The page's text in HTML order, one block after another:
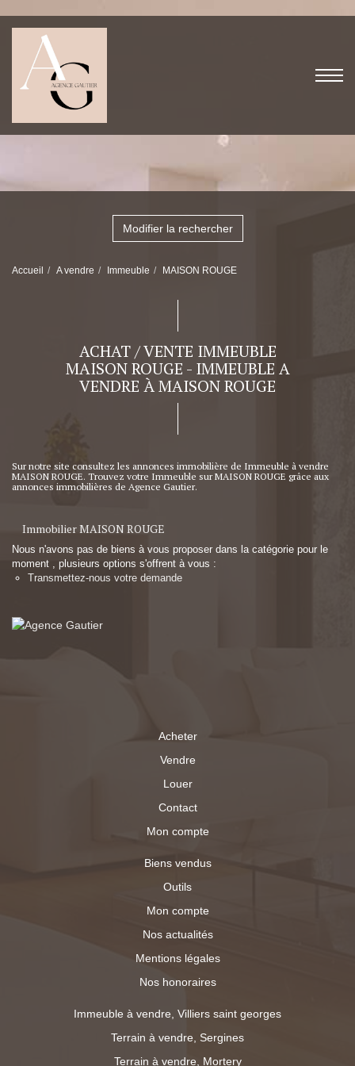
Modifier la rechercher
Accueil A vendre Immeuble MAISON ROUGE
ACHAT / VENTE IMMEUBLE
MAISON ROUGE - IMMEUBLE A
VENDRE À MAISON ROUGE
Sur notre site consultez les annonces immobilière de Immeuble à vendre
MAISON ROUGE. Trouvez votre Immeuble sur MAISON ROUGE grâce aux
annonces immobilières de Agence Gautier.
Immobilier MAISON ROUGE
Nous n'avons pas de biens à vous proposer dans la catégorie pour le
moment , plusieurs options s'offrent à vous :
Transmettez-nous votre demande
Acheter
Vendre
Louer
Contact
Mon compte
Biens vendus
Outils
Mon compte
Nos actualités
Mentions légales
Nos honoraires
Immeuble à vendre, Villiers saint georges
Terrain à vendre, Sergines
Terrain à vendre, Mortery